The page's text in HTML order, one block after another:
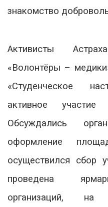
знакомство
Активисты
«Волонтёры –
«Студенческое
активное
Обсуждались
оформление
осуществился сбор
проведена
организаций, на